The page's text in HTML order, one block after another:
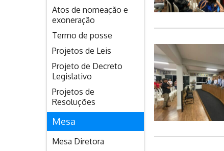
Atos de nomeação e
exoneração
Termo de posse
Projetos de Leis
Projeto de Decreto
Legislativo
Projetos de
Resoluções
Mesa
Mesa Diretora